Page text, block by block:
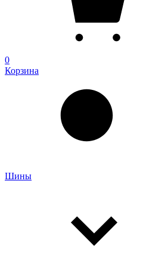
0
Корзина
Шины